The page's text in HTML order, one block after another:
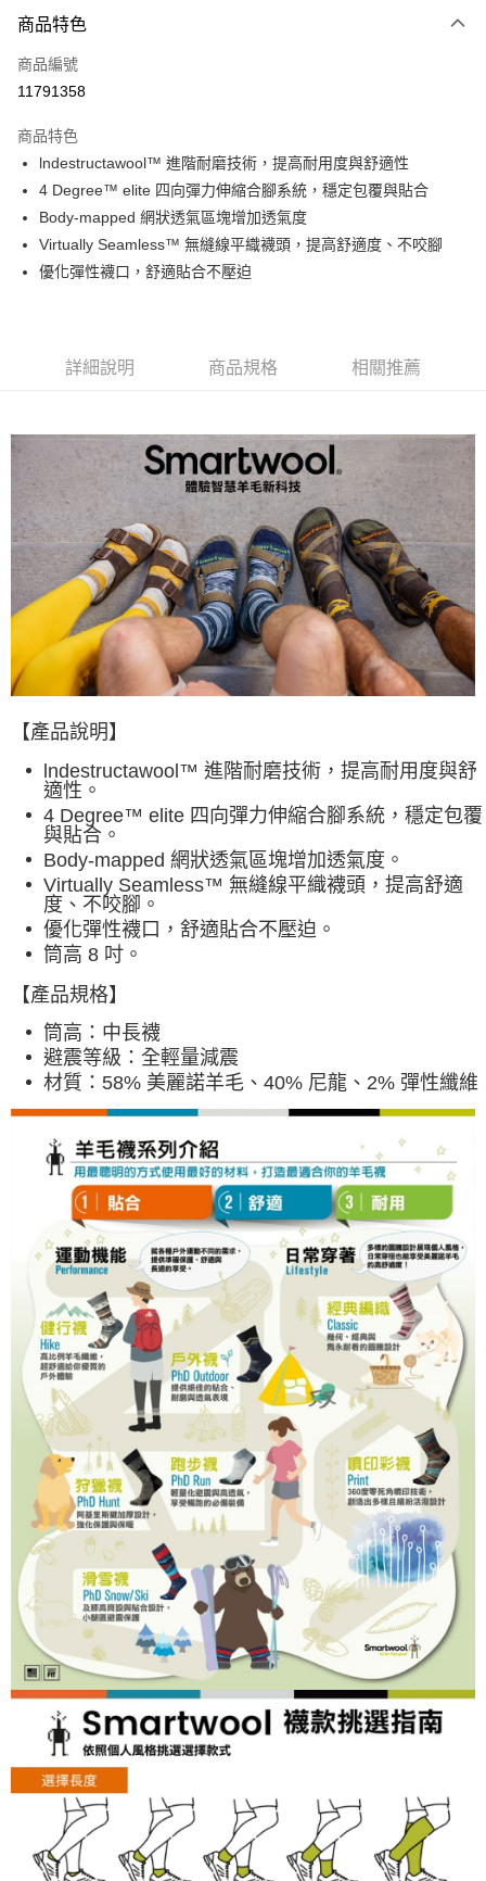
3 期 0 利率 每期
合作金庫商業銀行
上海商業儲蓄銀行
臺灣中小企業銀行
匯豐（台灣）商業銀行
華泰商業銀行
聯邦商業銀行
遠東國際商業銀行
元大商業銀行
永豐商業銀行
玉山商業銀行
星展（台灣）商業銀行
台灣樂天信用卡公司
超商取貨付款
LINE Pay
Apple Pay
ATM付款
全家取貨付款
每筆NT$60，滿NT$490(含以上)免運費
每筆NT$60，滿NT$490(含以上)免運費
付款後7-11取貨
每筆NT$60，滿NT$490(含以上)免運費
宅配
每筆NT$80，滿NT$490(含以上)免運費
離島宅配
每筆NT$80，滿NT$490(含以上)免運費
付款後門市自取
順豐貨運海外配送(運費買家自付，順豐交貨並收取運費) 查看運費
商品特色
商品編號
11791358
商品特色
lndestructawool™ 進階耐磨技術，提高耐用度與舒適性
4 Degree™ elite 四向彈力伸縮合腳系統，穩定包覆與貼合
Body-mapped 網狀透氣區塊增加透氣度
Virtually Seamless™ 無縫線平織襪頭，提高舒適度、不咬腳
優化彈性襪口，舒適貼合不壓迫
詳細說明 商品規格 相關推薦
【產品說明】
lndestructawool™ 進階耐磨技術，提高耐用度與舒
適性。
4 Degree™ elite 四向彈力伸縮合腳系統，穩定包覆
與貼合。
Body-mapped 網狀透氣區塊增加透氣度。
Virtually Seamless™ 無縫線平織襪頭，提高舒適
度、不咬腳。
優化彈性襪口，舒適貼合不壓迫。
筒高 8 吋。
【產品規格】
筒高：中長襪
避震等級：全輕量減震
材質：58% 美麗諾羊毛、40% 尼龍、2% 彈性纖維